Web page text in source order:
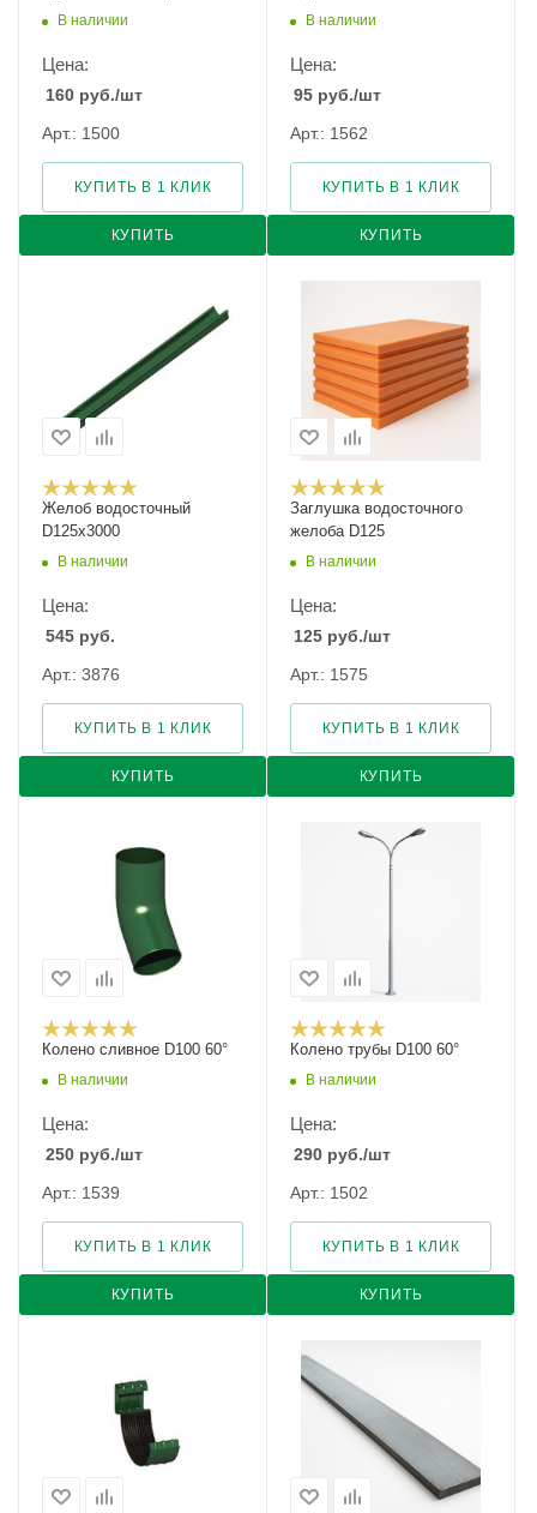
В наличии
Цена:
160 руб./шт
Арт.: 1500
КУПИТЬ
КУПИТЬ В 1 КЛИК
В наличии
Цена:
95 руб./шт
Арт.: 1562
КУПИТЬ
КУПИТЬ В 1 КЛИК
Желоб водосточный
D125х3000
В наличии
Цена:
545 руб.
Арт.: 3876
КУПИТЬ
КУПИТЬ В 1 КЛИК
Заглушка водосточного
желоба D125
В наличии
Цена:
125 руб./шт
Арт.: 1575
КУПИТЬ
КУПИТЬ В 1 КЛИК
Колено сливное D100 60°
В наличии
Цена:
250 руб./шт
Арт.: 1539
КУПИТЬ
КУПИТЬ В 1 КЛИК
Колено трубы D100 60°
В наличии
Цена:
290 руб./шт
Арт.: 1502
КУПИТЬ
КУПИТЬ В 1 КЛИК